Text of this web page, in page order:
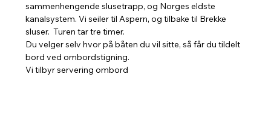
sammenhengende slusetrapp, og Norges eldste
kanalsystem. Vi seiler til Aspern, og tilbake til Brekke
sluser.  Turen tar tre timer.
Du velger selv hvor på båten du vil sitte, så får du tildelt
bord ved ombordstigning.
Vi tilbyr servering ombord